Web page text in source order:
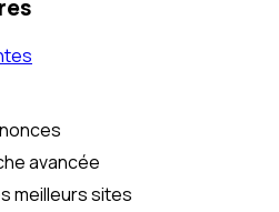
avancée
meilleurs sites